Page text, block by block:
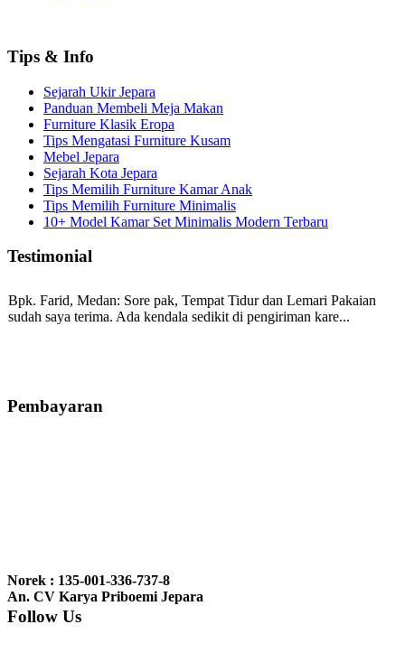
Tips & Info
Sejarah Ukir Jepara
Panduan Membeli Meja Makan
Furniture Klasik Eropa
Tips Mengatasi Furniture Kusam
Mebel Jepara
Sejarah Kota Jepara
Tips Memilih Furniture Kamar Anak
Tips Memilih Furniture Minimalis
10+ Model Kamar Set Minimalis Modern Terbaru
Testimonial
Bpk. Farid, Medan: Sore pak, Tempat Tidur dan Lemari Pakaian
sudah saya terima. Ada kendala sedikit di pengiriman kare...
bale2 dan kursi teras saya sudah saya terima dan p...
nyesel deh beli geby...
Pembayaran
Norek : 135-001-336-737-8
An. CV Karya Priboemi Jepara
Follow Us